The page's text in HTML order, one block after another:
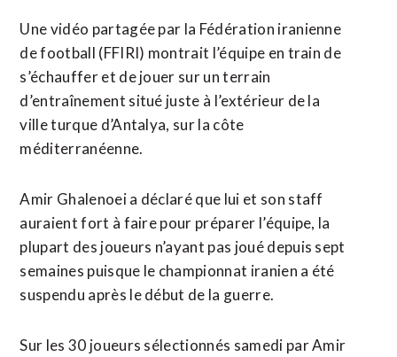
Une vidéo partagée par la Fédération iranienne
de football (FFIRI) montrait l’équipe en train de
s’échauffer et de jouer sur un terrain
d’entraînement situé juste à l’extérieur de la
ville ​turque d’Antalya, sur la côte
méditerranéenne.
Amir Ghalenoei a déclaré que lui et son staff
auraient fort à faire pour préparer l’équipe, la
plupart des joueurs n’ayant pas joué depuis sept
semaines puisque le championnat iranien a été
suspendu après le début de la guerre.
Sur les 30 joueurs sélectionnés samedi par Amir